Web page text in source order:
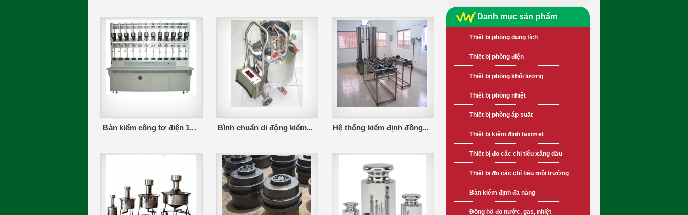
Bàn kiểm công tơ điện 1... Bình chuẩn di động kiểm... Hệ thống kiểm định đồng...
Danh mục sản phẩm
Thiết bị phòng dung tích
Thiết bị phòng điện
Thiết bị phòng khối lượng
Thiết bị phòng nhiệt
Thiết bị phòng áp suất
Thiết bị kiểm định taximet
Thiết bị đo các chỉ tiêu xăng dầu
Thiết bị đo các chỉ tiêu môi trường
Bàn kiểm định đa năng
Đồng hồ đo nước, gas, nhiệt